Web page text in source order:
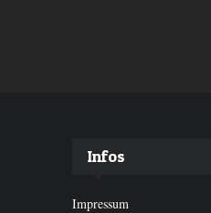
Infos
Impressum